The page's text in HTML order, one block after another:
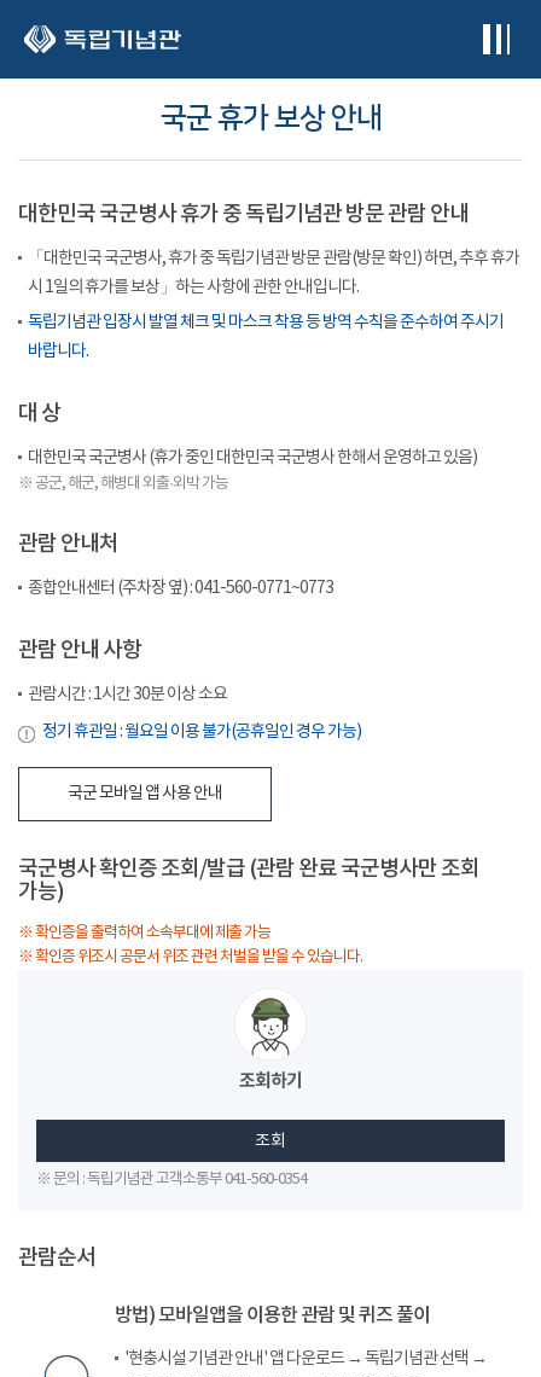
국군 휴가 보상 안내
대한민국 국군병사 휴가 중 독립기념관 방문 관람 안내
「대한민국 국군병사, 휴가 중 독립기념관 방문 관람(방문 확인) 하면, 추후 휴가
시 1일의 휴가를 보상」하는 사항에 관한 안내입니다.
독립기념관 입장시 발열 체크 및 마스크 착용 등 방역 수칙을 준수하여 주시기
바랍니다.
대 상
대한민국 국군병사 (휴가 중인 대한민국 국군병사 한해서 운영하고 있음)
※ 공군, 해군, 해병대 외출·외박 가능
관람 안내처
종합안내센터 (주차장 옆) : 041-560-0771~0773
관람 안내 사항
관람시간 : 1시간 30분 이상 소요
정기 휴관일 : 월요일 이용 불가(공휴일인 경우 가능)
국군 모바일 앱 사용 안내
국군병사 확인증 조회/발급 (관람 완료 국군병사만 조회
가능)
※ 확인증을 출력하여 소속부대에 제출 가능
※ 확인증 위조시 공문서 위조 관련 처벌을 받을 수 있습니다.
조회하기
조회
※ 문의 : 독립기념관 고객소통부 041-560-0354
관람순서
방법) 모바일앱을 이용한 관람 및 퀴즈 풀이
'현충시설 기념관 안내' 앱 다운로드 → 독립기념관 선택 →